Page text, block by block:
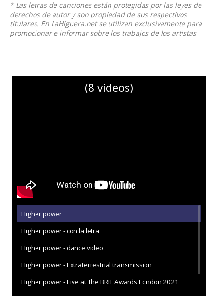
* Las letras de canciones están protegidas por las leyes de
derechos de autor y son propiedad de sus respectivos
titulares. En LaHiguera.net se utilizan exclusivamente para
promocionar e informar sobre los trabajos de los artistas
(8 vídeos)
Higher power
Higher power - con la letra
Higher power - dance video
Higher power - Extraterrestrial transmission
Higher power - Live at The BRIT Awards London 2021